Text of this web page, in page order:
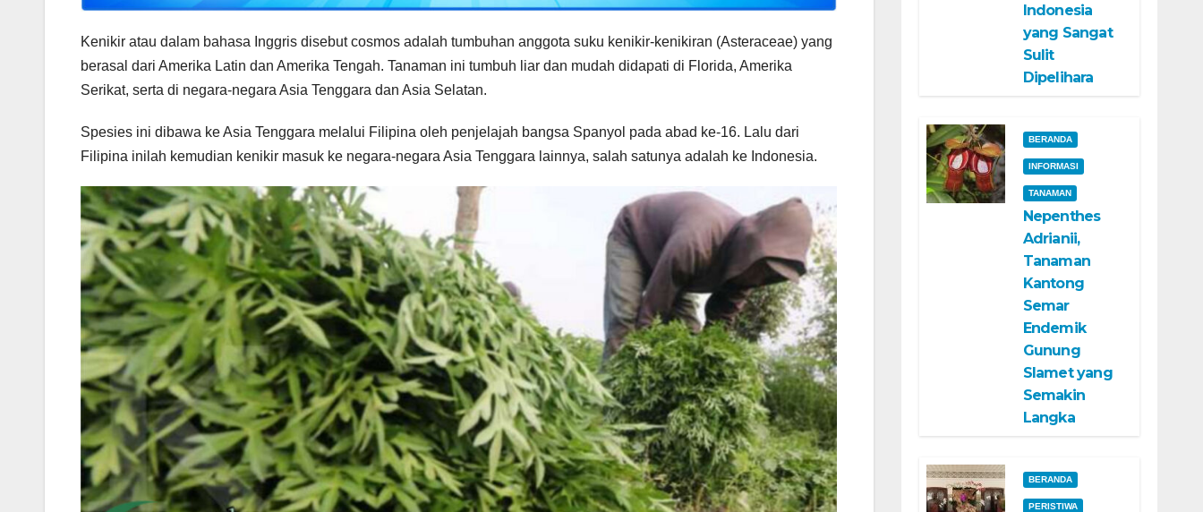
Kenikir atau dalam bahasa Inggris disebut cosmos adalah tumbuhan anggota suku kenikir-kenikiran (Asteraceae) yang
berasal dari Amerika Latin dan Amerika Tengah. Tanaman ini tumbuh liar dan mudah didapati di Florida, Amerika
Serikat, serta di negara-negara Asia Tenggara dan Asia Selatan.
Spesies ini dibawa ke Asia Tenggara melalui Filipina oleh penjelajah bangsa Spanyol pada abad ke-16. Lalu dari
Filipina inilah kemudian kenikir masuk ke negara-negara Asia Tenggara lainnya, salah satunya adalah ke Indonesia.
Indonesia
yang Sangat
Sulit
Dipelihara
BERANDA
INFORMASI
TANAMAN
Nepenthes
Adrianii,
Tanaman
Kantong
Semar
Endemik
Gunung
Slamet yang
Semakin
Langka
BERANDA
PERISTIWA